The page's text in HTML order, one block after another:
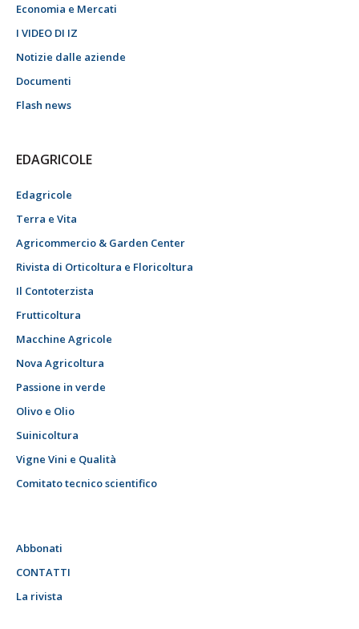
Economia e Mercati
I VIDEO DI IZ
Notizie dalle aziende
Documenti
Flash news
EDAGRICOLE
Edagricole
Terra e Vita
Agricommercio & Garden Center
Rivista di Orticoltura e Floricoltura
Il Contoterzista
Frutticoltura
Macchine Agricole
Nova Agricoltura
Passione in verde
Olivo e Olio
Suinicoltura
Vigne Vini e Qualità
Comitato tecnico scientifico
Abbonati
CONTATTI
La rivista